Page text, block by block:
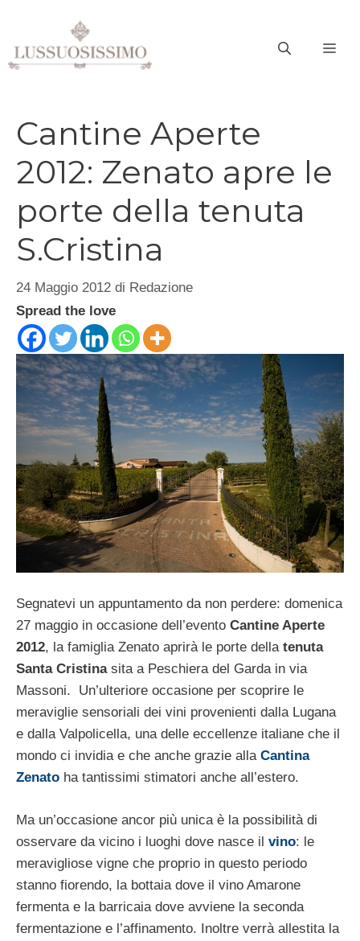
contenuto
Cantine Aperte
2012: Zenato apre le
porte della tenuta
S.Cristina
24 Maggio 2012 di Redazione
Spread the love
Segnatevi un appuntamento da non perdere: domenica
27 maggio in occasione dell’evento Cantine Aperte
2012, la famiglia Zenato aprirà le porte della tenuta
Santa Cristinasita a Peschiera del Garda in via
Massoni. Un’ulteriore occasione per scoprire le
meraviglie sensoriali dei vini provenienti dalla Lugana
e dalla Valpolicella, una delle eccellenze italiane che il
mondo ci invidia e che anche grazie alla Cantina
Zenato ha tantissimi stimatori anche all’estero.
Ma un’occasione ancor più unica è la possibilità di
osservare da vicino i luoghi dove nasce il vino: le
meravigliose vigne che proprio in questo periodo
stanno fiorendo, la bottaia dove il vino Amarone
fermenta e la barricaia dove avviene la seconda
fermentazione e l’affinamento. Inoltre verrà allestita la